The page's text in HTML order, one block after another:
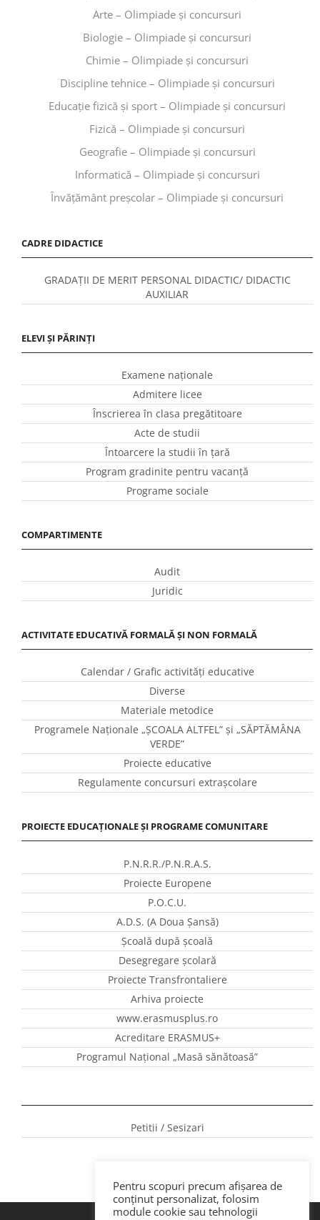
Arte – Olimpiade și concursuri
Biologie – Olimpiade și concursuri
Chimie – Olimpiade și concursuri
Discipline tehnice – Olimpiade și concursuri
Educaţie fizică şi sport – Olimpiade și concursuri
Fizică – Olimpiade și concursuri
Geografie – Olimpiade și concursuri
Informatică – Olimpiade și concursuri
Învăţământ preşcolar – Olimpiade și concursuri
CADRE DIDACTICE
GRADAȚII DE MERIT PERSONAL DIDACTIC/ DIDACTIC
AUXILIAR
ELEVI ȘI PĂRINȚI
Examene naționale
Admitere licee
Înscrierea în clasa pregătitoare
Acte de studii
Întoarcere la studii în ţară
Program gradinite pentru vacanţă
Programe sociale
COMPARTIMENTE
Audit
Juridic
ACTIVITATE EDUCATIVĂ FORMALĂ ȘI NON FORMALĂ
Calendar / Grafic activităţi educative
Diverse
Materiale metodice
Programele Naţionale „ŞCOALA ALTFEL” și „SĂPTĂMÂNA
VERDE”
Proiecte educative
Regulamente concursuri extraşcolare
PROIECTE EDUCAȚIONALE ȘI PROGRAME COMUNITARE
P.N.R.R./P.N.R.A.S.
Proiecte Europene
P.O.C.U.
A.D.S. (A Doua Șansă)
Școală după școală
Desegregare școlară
Proiecte Transfrontaliere
Arhiva proiecte
www.erasmusplus.ro
Acreditare ERASMUS+
Programul Național „Masă sănătoasă”
Petitii / Sesizari
Pentru scopuri precum afișarea de
conținut personalizat, folosim
module cookie sau tehnologii